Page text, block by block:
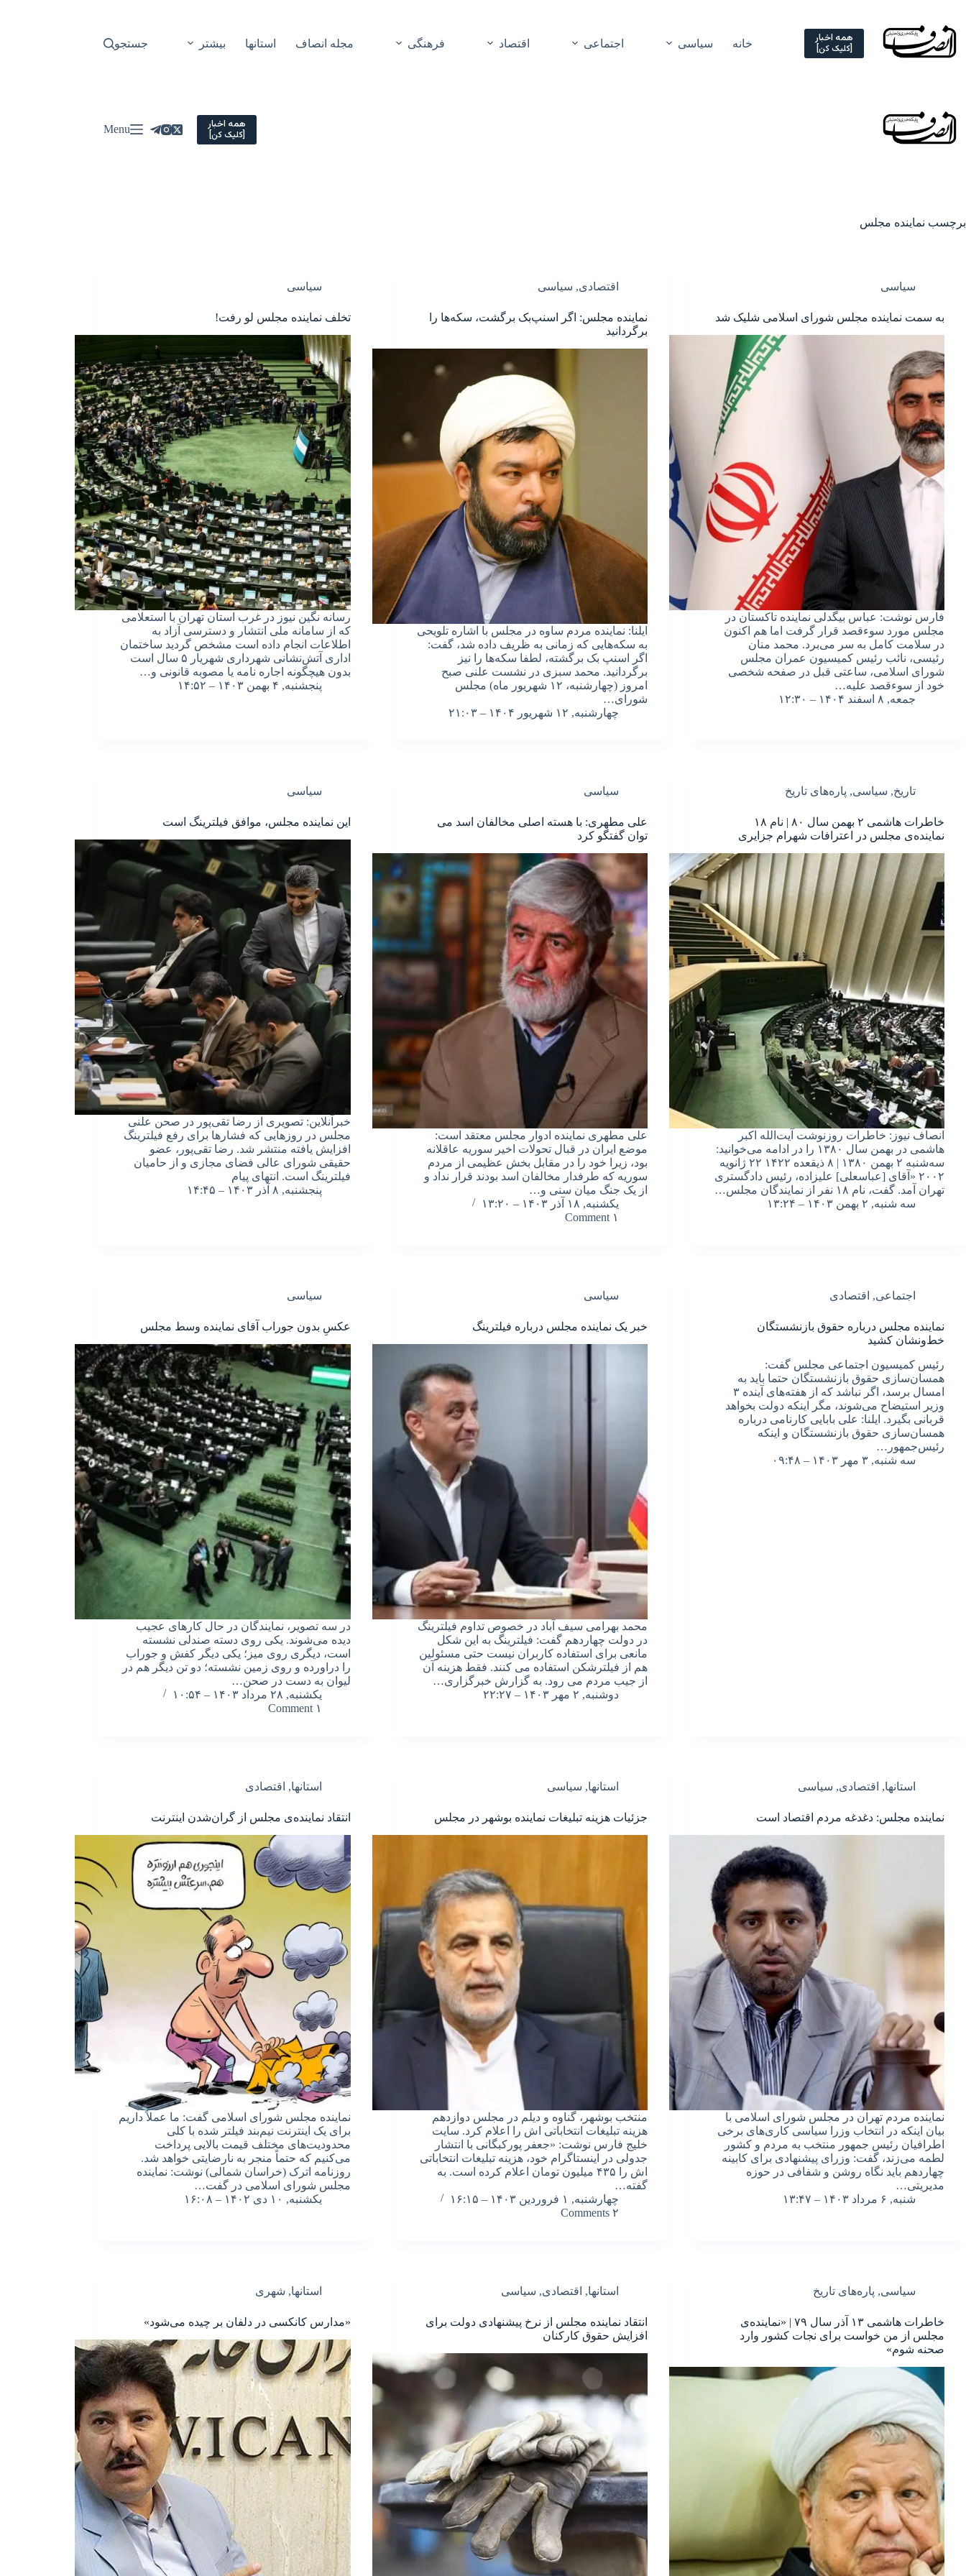
content
همه اخبار
[کلیک کن] خانه سیاسی اجتماعی اقتصاد فرهنگی مجله انصاف استانها بیشتر جستجو
همه اخبار
[کلیک کن] Menu
برچسب نماینده مجلس
سیاسی
به سمت نماینده مجلس شورای اسلامی شلیک شد
فارس نوشت: عباس بیگدلی نماینده تاکستان در
مجلس مورد سوءقصد قرار گرفت اما هم اکنون
در سلامت کامل به سر می‌برد. محمد منان
رئیسی، نائب رئیس کمیسیون عمران مجلس
شورای اسلامی، ساعتی قبل در صفحه شخصی
خود از سوءقصد علیه…
جمعه, ۸ اسفند ۱۴۰۴ – ۱۲:۳۰
اقتصادی, سیاسی
نماینده مجلس: اگر اسنپ‌بک برگشت، سکه‌ها را
برگردانید
ایلنا: نماینده مردم ساوه در مجلس با اشاره تلویحی
به سکه‌هایی که زمانی به ظریف داده شد، گفت:
اگر اسنپ بک برگشته، لطفا سکه‌ها را نیز
برگردانید. محمد سبزی در نشست علنی صبح
امروز (چهارشنبه، ۱۲ شهریور ماه) مجلس
شورای…
چهارشنبه, ۱۲ شهریور ۱۴۰۴ – ۲۱:۰۳
سیاسی
تخلف نماینده مجلس لو رفت!
رسانه نگین نیوز در غرب استان تهران با استعلامی
که از سامانه ملی انتشار و دسترسی آزاد به
اطلاعات انجام داده است مشخص گردید ساختمان
اداری آتش‌نشانی شهرداری شهریار ۵ سال است
بدون هیچگونه اجاره نامه یا مصوبه قانونی و…
پنجشنبه, ۴ بهمن ۱۴۰۳ – ۱۴:۵۲
تاریخ, سیاسی, پاره‌های تاریخ
خاطرات هاشمی ۲ بهمن سال ۸۰ | نام ۱۸
نماینده‌ی مجلس در اعترافات شهرام جزایری
انصاف نیوز: خاطرات روزنوشت آیت‌الله اکبر
هاشمی در بهمن سال ۱۳۸۰ را در ادامه می‌خوانید:
سه‌شنبه ۲ بهمن ۱۳۸۰ | ۸ ذیقعده ۱۴۲۲ ۲۲ ژانویه
۲۰۰۲ «آقای [عباسعلی] علیزاده، رئیس دادگستری
تهران آمد. گفت، نام ۱۸ نفر از نمایندگان مجلس…
سه شنبه, ۲ بهمن ۱۴۰۳ – ۱۳:۲۴
سیاسی
علی مطهری: با هسته اصلی مخالفان اسد می
توان گفتگو کرد
علی مطهری نماینده ادوار مجلس معتقد است:
‏موضع ایران در قبال تحولات اخیر سوریه⁩ عاقلانه
بود، زیرا خود را در مقابل بخش عظیمی از مردم
سوریه که طرفدار مخالفان اسد بودند قرار نداد و
از یک جنگ میان سنی و…
یکشنبه, ۱۸ آذر ۱۴۰۳ – ۱۳:۲۰
۱ Comment
سیاسی
این نماینده مجلس، موافق فیلترینگ است
خبرآنلاین: تصویری از رضا تقی‌پور در صحن علنی
مجلس در روزهایی که فشارها برای رفع فیلترینگ
افزایش یافته منتشر شد. رضا تقی‌پور، عضو
حقیقی شورای عالی فضای مجازی و از حامیان
فیلترینگ است. انتهای پیام
پنجشنبه, ۸ آذر ۱۴۰۳ – ۱۴:۴۵
اجتماعی, اقتصادی
نماینده مجلس درباره حقوق بازنشستگان
خط‌ونشان کشید
رئیس کمیسیون اجتماعی مجلس گفت:
همسان‌سازی حقوق بازنشستگان حتما باید به
امسال برسد، اگر نباشد که از هفته‌های آینده ۳
وزیر استیضاح می‌شوند، مگر اینکه دولت بخواهد
قربانی بگیرد. ایلنا: علی بابایی کارنامی درباره
همسان‌سازی حقوق بازنشستگان و اینکه
رئیس‌جمهور…
سه شنبه, ۳ مهر ۱۴۰۳ – ۰۹:۴۸
سیاسی
خبر یک نماینده مجلس درباره فیلترینگ
محمد بهرامی سیف آباد در خصوص تداوم فیلترینگ
در دولت چهاردهم گفت: فیلترینگ به این شکل
مانعی برای استفاده کاربران نیست حتی مسئولین
هم از فیلترشکن استفاده می کنند. فقط هزینه آن
از جیب مردم می رود. به گزارش خبرگزاری…
دوشنبه, ۲ مهر ۱۴۰۳ – ۲۲:۲۷
سیاسی
عکسِ بدون جوراب آقای نماینده وسط مجلس
در سه تصویر، نمایندگان در حال کارهای عجیب
دیده می‌شوند. یکی روی دسته صندلی نشسته
است، دیگری روی میز؛ یکی دیگر کفش و جوراب
را دراورده و روی زمین نشسته؛ دو تن دیگر هم در
لیوان به دست در صحن…
یکشنبه, ۲۸ مرداد ۱۴۰۳ – ۱۰:۵۴
۱ Comment
استانها, اقتصادی, سیاسی
نماینده مجلس: دغدغه مردم اقتصاد است
نماینده مردم تهران در مجلس شورای اسلامی با
بیان اینکه در انتخاب وزرا سیاسی کاری‌های برخی
اطرافیان رئیس جمهور منتخب به مردم و کشور
لطمه می‌زند، گفت: وزرای پیشنهادی برای کابینه
چهاردهم باید نگاه روشن و شفافی در حوزه
مدیریتی…
شنبه, ۶ مرداد ۱۴۰۳ – ۱۳:۴۷
استانها, سیاسی
جزئیات هزینه تبلیغات نماینده بوشهر در مجلس
منتخب بوشهر، گناوه و دیلم در مجلس دوازدهم
هزینه تبلیغات انتخاباتی اش را اعلام کرد. سایت
خلیج فارس نوشت: «جعفر پورکبگانی با انتشار
جدولی در اینستاگرام خود، هزینه تبلیغات انتخاباتی
اش را ۴۳۵ میلیون تومان اعلام کرده است. به
گفته…
چهارشنبه, ۱ فروردین ۱۴۰۳ – ۱۶:۱۵
۲ Comments
استانها, اقتصادی
انتقاد نماینده‌ی مجلس از گران‌شدن اینترنت
نماینده مجلس شورای اسلامی گفت: ما عملاً داریم
برای یک اینترنت نیم‌بند فیلتر شده با کلی
محدودیت‌های مختلف قیمت بالایی پرداخت
می‌کنیم که حتماً منجر به نارضایتی خواهد شد.
روزنامه اترک (خراسان شمالی) نوشت: نماینده
مجلس شورای اسلامی در گفت…
یکشنبه, ۱۰ دی ۱۴۰۲ – ۱۶:۰۸
سیاسی, پاره‌های تاریخ
خاطرات هاشمی ۱۳ آذر سال ۷۹ | «نماینده‌ی
مجلس از من خواست برای نجات‌ کشور وارد
صحنه شوم»
استانها, اقتصادی, سیاسی
انتقاد نماینده مجلس از نرخ پیشنهادی دولت برای
افزایش حقوق کارکنان
استانها, شهری
«مدارس کانکسی در دلفان بر چیده می‌شود»